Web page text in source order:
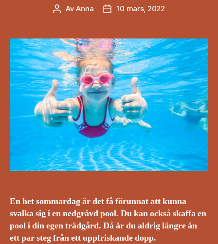
Inläggsförfattare
AvAnna Inläggsdatum
10 mars, 2022
En het sommardag är det få förunnat att kunna
svalka sig i en nedgrävd pool. Du kan också skaffa en
pool i din egen trädgård. Då är du aldrig längre än
ett par steg från ett uppfriskande dopp.